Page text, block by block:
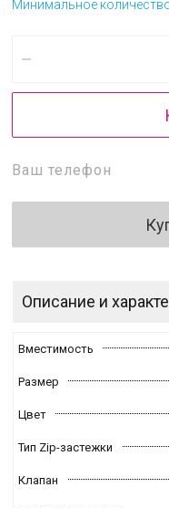
Минимальное
Описание и
Вместимость
Размер
Цвет
Тип Zip-застежки
Клапан